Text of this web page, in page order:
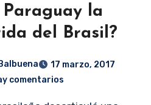
la
del Brasil?
17 marzo, 2017
comentarios